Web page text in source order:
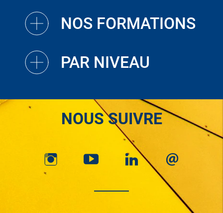
NOS FORMATIONS
PAR NIVEAU
NOUS SUIVRE